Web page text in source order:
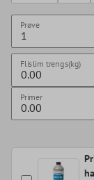
Prøve
Flislim trengs(kg)
Primer